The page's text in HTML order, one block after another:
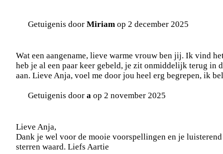
Getuigenis door Miriam op 2 december 2025
Wat een aangename, lieve warme vrouw ben jij. Ik vind
heb je al een paar keer gebeld, je zit onmiddelijk terug in
aan. Lieve Anja, voel me door jou heel erg begrepen, ik
Getuigenis door a op 2 november 2025
Lieve Anja,
Dank je wel voor de mooie voorspellingen en je
sterren waard. Liefs Aartie